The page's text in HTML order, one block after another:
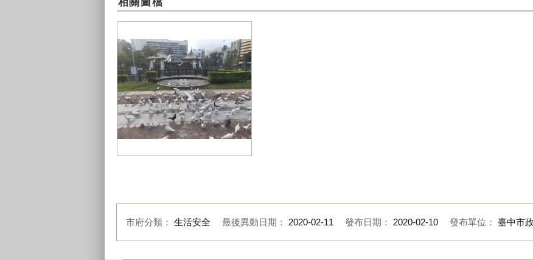
市府分類： 生活安全 最後異動日期： 2020-02-11 發布日期： 2020-02-10 發布單位： 臺中市